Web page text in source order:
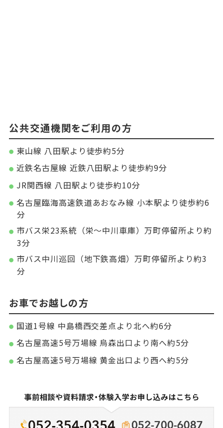
公共交通機関をご利用の方
東山線 八田駅より徒歩約5分
近鉄名古屋線 近鉄八田駅より徒歩約9分
JR関西線 八田駅より徒歩約10分
名古屋臨海高速鉄道あおなみ線 小本駅より徒歩約6
分
市バス栄23系統（栄〜中川車庫）万町停留所より約
3分
市バス中川巡回（地下鉄高畑）万町停留所より約3
分
お車でお越しの方
国道1号線 中島橋西交差点より北へ約6分
名古屋高速5号万場線 烏森出口より南へ約5分
名古屋高速5号万場線 黄金出口より西へ約5分